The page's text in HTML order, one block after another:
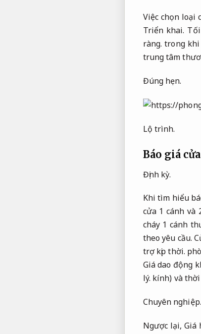
Việc chọn loại
Triển khai.
ràng. trong
trung tâm
Đúng hẹn.
Lộ trình.
Báo giá
Định kỳ.
Khi tìm hiểu
cửa 1 cánh và
cháy 1 cánh
theo yêu cầu.
trợ kịp thời.
Giá dao động
lý. kính) và
Chuyên nghiệp.
Ngược lại,Giá